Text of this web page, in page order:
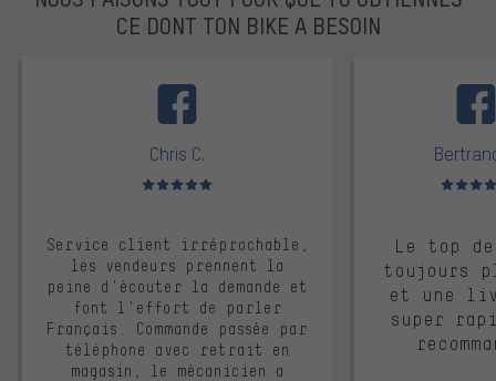
CE DONT TON BIKE A BESOIN
Chris C.
Note moyenne : 5 sur 5
Service client irréprochable,
les vendeurs prennent la
peine d'écouter la demande et
font l'effort de parler
Français. Commande passée par
téléphone avec retrait en
magasin, le mécanicien a
Note
Le top
toujours
et une
super